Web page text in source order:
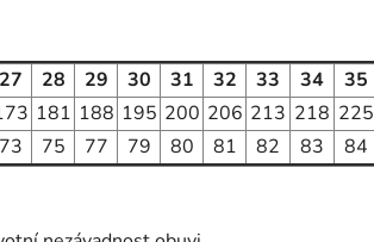
27 28 29 30 31 32 33 34 35
181 188 195 200 206 213 218 225
73 75 77 79 80 81 82 83 84